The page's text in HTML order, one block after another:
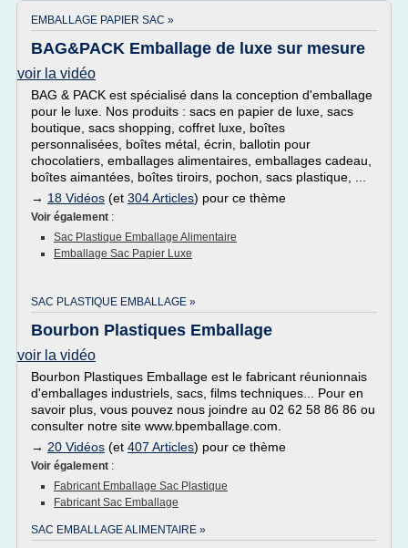
EMBALLAGE PAPIER SAC »
BAG&PACK Emballage de luxe sur mesure
voir la vidéo
BAG & PACK est spécialisé dans la conception d'emballage
pour le luxe. Nos produits : sacs en papier de luxe, sacs
boutique, sacs shopping, coffret luxe, boîtes
personnalisées, boîtes métal, écrin, ballotin pour
chocolatiers, emballages alimentaires, emballages cadeau,
boîtes aimantées, boîtes tiroirs, pochon, sacs plastique, ...
→ 18 Vidéos (et 304 Articles) pour ce thème
Voir également :
Sac Plastique Emballage Alimentaire
Emballage Sac Papier Luxe
SAC PLASTIQUE EMBALLAGE »
Bourbon Plastiques Emballage
voir la vidéo
Bourbon Plastiques Emballage est le fabricant réunionnais
d'emballages industriels, sacs, films techniques... Pour en
savoir plus, vous pouvez nous joindre au 02 62 58 86 86 ou
consulter notre site www.bpemballage.com.
→ 20 Vidéos (et 407 Articles) pour ce thème
Voir également :
Fabricant Emballage Sac Plastique
Fabricant Sac Emballage
SAC EMBALLAGE ALIMENTAIRE »